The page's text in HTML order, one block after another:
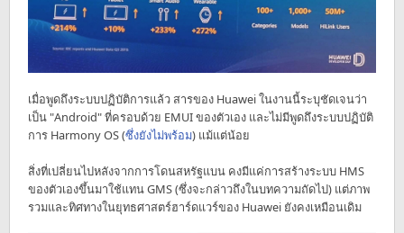
เมื่อพูดถึงระบบปฏิบัติการแล้ว สารของ Huawei ในงานนี้ระบุชัดเจนว่า
เป็น "Android" ที่ครอบด้วย EMUI ของตัวเอง และไม่มีพูดถึงระบบปฏิบัติ
การ Harmony OS (ซึ่งยังไม่พร้อม) แม้แต่น้อย
สิ่งที่เปลี่ยนไปหลังจากการโดนสหรัฐแบน คงมีแค่การสร้างระบบ HMS
ของตัวเองขึ้นมาใช้แทน GMS (ซึ่งจะกล่าวถึงในบทความถัดไป) แต่ภาพ
รวมและทิศทางในยุทธศาสตร์ฮาร์ดแวร์ของ Huawei ยังคงเหมือนเดิม